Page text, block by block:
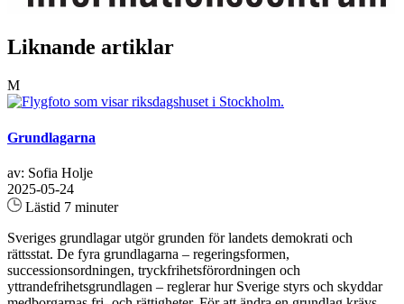
Liknande artiklar
M
Grundlagarna
av: Sofia Holje
2025-05-24
Lästid 7 minuter
Sveriges grundlagar utgör grunden för landets demokrati och
rättsstat. De fyra grundlagarna – regeringsformen,
successionsordningen, tryckfrihetsförordningen och
yttrandefrihetsgrundlagen – reglerar hur Sverige styrs och skyddar